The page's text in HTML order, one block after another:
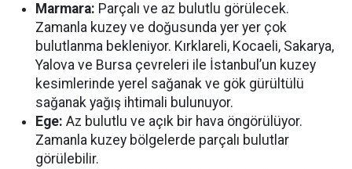
Marmara: Parçalı ve az bulutlu görülecek.
Zamanla kuzey ve doğusunda yer yer çok
bulutlanma bekleniyor. Kırklareli, Kocaeli, Sakarya,
Yalova ve Bursa çevreleri ile İstanbul’un kuzey
kesimlerinde yerel sağanak ve gök gürültülü
sağanak yağış ihtimali bulunuyor.
Ege: Az bulutlu ve açık bir hava öngörülüyor.
Zamanla kuzey bölgelerde parçalı bulutlar
görülebilir.